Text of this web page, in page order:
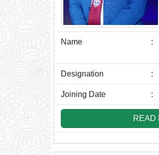
Name :
Designation :
Joining Date :
READ